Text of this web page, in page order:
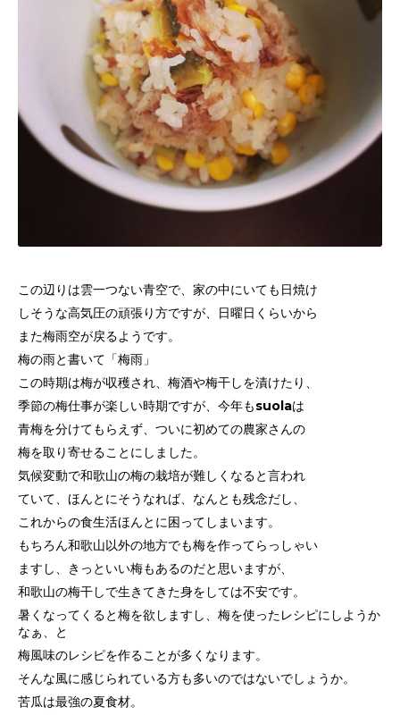
この辺りは雲一つない青空で、家の中にいても日焼け
しそうな高気圧の頑張り方ですが、日曜日くらいから
また梅雨空が戻るようです。
梅の雨と書いて「梅雨」
この時期は梅が収穫され、梅酒や梅干しを漬けたり、
季節の梅仕事が楽しい時期ですが、 今年もsuolaは
青梅を分けてもらえず、ついに初めての農家さんの
梅を取り寄せることにしました。
気候変動で和歌山の梅の栽培が難しくなると言われ
ていて、ほんとにそうなれば、 なんとも残念だし、
これからの食生活ほんとに困ってしまいます。
もちろん和歌山以外の地方でも梅を作ってらっしゃい
ますし、
きっといい梅もあるのだと思いますが、
和歌山の梅干しで生きてきた身をしては不安です。
暑くなってくると梅を欲しますし、梅を使ったレシピにしようか
なぁ、と
梅風味のレシピを作ることが多くなります。
そんな風に感じられている方も多いのではないでしょうか。
苦瓜は最強の夏食材。